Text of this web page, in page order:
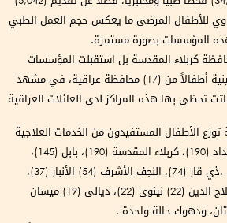
للأطفال المرضى ما يعكس حجم العمل الطبي
المؤسسات بصورة مستمرة.
كربلاء المقدسة بل استقبلت المؤسسات
الصحية التابعة للعتبة الحسينية أطفالاً من (17) محافظة عراقية، في مشهد
تحظى بها هذه المراكز لدى العائلات العراقية
الأطفال المستفيدون من الخدمات العلاجية
على المحافظات كالآتي: بغداد (190)، كربلاء المقدسة (190)، بابل (145)،
القادسية (79)، البصرة (75) ،ذي قار (74)، النجف الأشرف (54) الأنبار (37)،
المثنى (37) واسط (33)، صلاح الدين (22) نينوى (22)، ديالى (19) ميسان